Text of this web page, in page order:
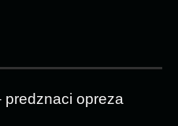
predznaci opreza